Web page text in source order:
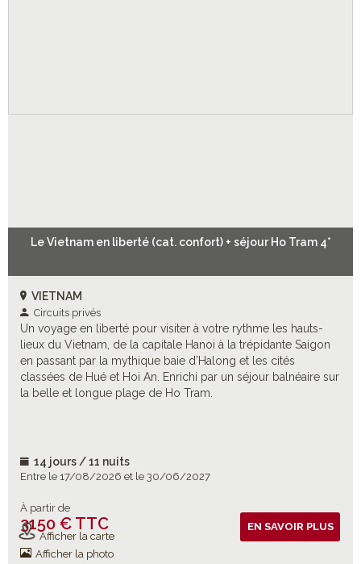
Le Vietnam en liberté (cat. confort) + séjour Ho Tram 4*
VIETNAM
Circuits privés
Un voyage en liberté pour visiter à votre rythme les hauts-
lieux du Vietnam, de la capitale Hanoi à la trépidante Saigon
en passant par la mythique baie d’Halong et les cités
classées de Hué et Hoi An. Enrichi par un séjour balnéaire sur
la belle et longue plage de Ho Tram.
14 jours / 11 nuits
Entre le 17/08/2026 et le 30/06/2027
À partir de
3150 € TTC
Vols inclus
Afficher la carte
Afficher la photo
EN SAVOIR PLUS